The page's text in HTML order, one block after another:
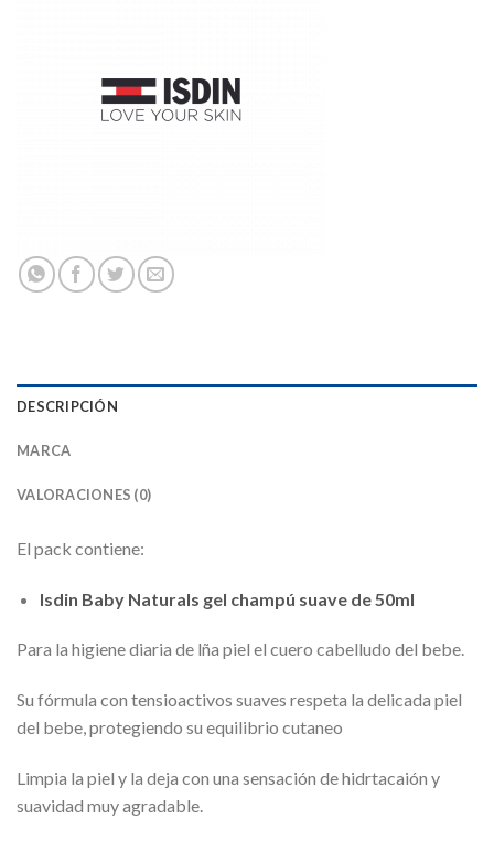
DESCRIPCIÓN
MARCA
VALORACIONES (0)
El pack contiene:
Isdin Baby Naturals gel champú suave de 50ml
Para la higiene diaria de lña piel el cuero cabelludo del bebe.
Su fórmula con tensioactivos suaves respeta la delicada piel
del bebe, protegiendo su equilibrio cutaneo
Limpia la piel y la deja con una sensación de hidrtacaión y
suavidad muy agradable.